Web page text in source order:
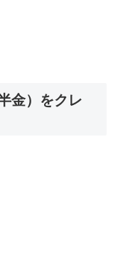
金）をクレ